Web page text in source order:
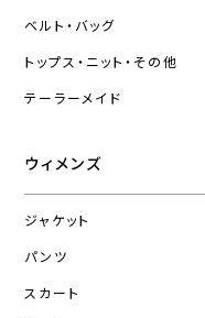
ベルト・バッグ
トップス・ニット・その他
テーラーメイド
ウィメンズ
ジャケット
パンツ
スカート